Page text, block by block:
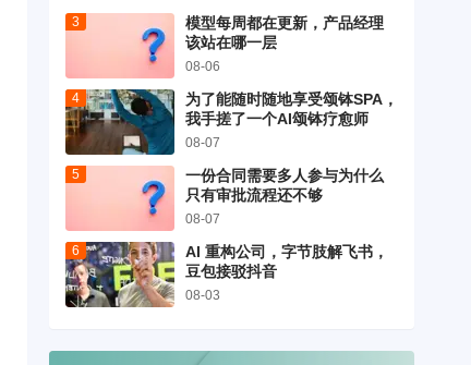
模型每周都在更新，产品经理
该站在哪一层
08-06
为了能随时随地享受颂钵SPA，
我手搓了一个AI颂钵疗愈师
08-07
一份合同需要多人参与为什么
只有审批流程还不够
08-07
AI 重构公司，字节肢解飞书，
豆包接驳抖音
08-03